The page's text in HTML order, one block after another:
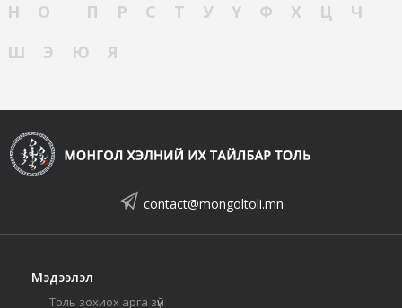
Н
О П Р С Т У Ү Ф Х Ц
Ч
Ш
Э Ю Я
contact@mongoltoli.mn
Мэдээлэл
Толь зохиох арга зүй